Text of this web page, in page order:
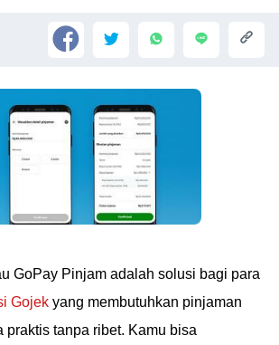
GoPay Pinjam adalah solusi bagi para
Gojek yang membutuhkan pinjaman
praktis tanpa ribet. Kamu bisa